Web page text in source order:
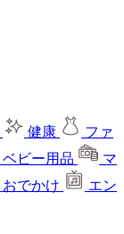
健康
ファ
ベビー用品
マ
おでかけ
エン